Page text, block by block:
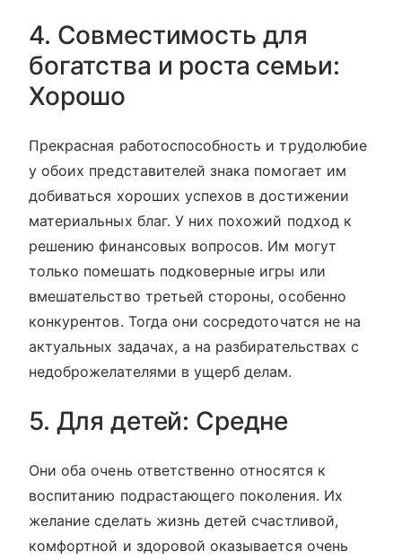
4. Совместимость для
богатства и роста семьи:
Хорошо
Прекрасная работоспособность и трудолюбие
у обоих представителей знака помогает им
добиваться хороших успехов в достижении
материальных благ. У них похожий подход к
решению финансовых вопросов. Им могут
только помешать подковерные игры или
вмешательство третьей стороны, особенно
конкурентов. Тогда они сосредоточатся не на
актуальных задачах, а на разбирательствах с
недоброжелателями в ущерб делам.
5. Для детей: Средне
Они оба очень ответственно относятся к
воспитанию подрастающего поколения. Их
желание сделать жизнь детей счастливой,
комфортной и здоровой оказывается очень